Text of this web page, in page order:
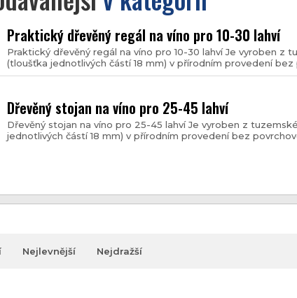
Praktický dřevěný regál na víno pro 10-30 lahví
Praktický dřevěný regál na víno pro 10-30 lahví Je vyroben z
(tloušťka jednotlivých částí 18 mm) v přírodním provedení
Dřevěný stojan na víno pro 25-45 lahví
Dřevěný stojan na víno pro 25-45 lahví Je vyroben z
jednotlivých částí 18 mm) v přírodním provedení bez
Nejlevnější Nejdražší